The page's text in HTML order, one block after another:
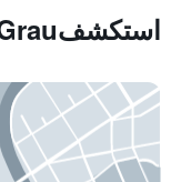
استكشفCamins al Grau, فالنسيا